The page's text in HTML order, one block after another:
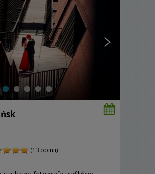
(13 opinii)